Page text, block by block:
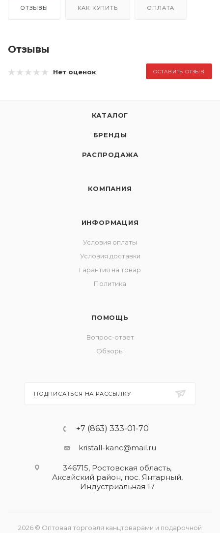
ОТЗЫВЫ КАК КУПИТЬ ОПЛАТА
Отзывы
Нет оценок ОСТАВИТЬ ОТЗЫВ
КАТАЛОГ
БРЕНДЫ
РАСПРОДАЖА
КОМПАНИЯ
ИНФОРМАЦИЯ
Условия оплаты
Условия доставки
Гарантия на товар
Политика
ПОМОЩЬ
Вопрос-ответ
Обзоры
ПОДПИСАТЬСЯ НА РАССЫЛКУ
+7 (863) 333-01-70
kristall-kanc@mail.ru
346715, Ростовская область​,
Аксайский район, пос. Янтарный,
Индустриальная 17
2026 © Оптовая торговля канцтоварами и подарочной